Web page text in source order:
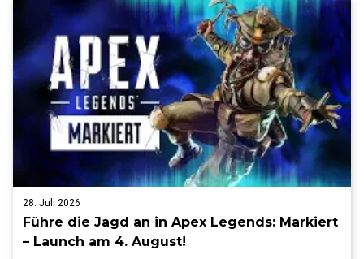
28. Juli 2026
Führe die Jagd an in Apex Legends: Markiert
– Launch am 4. August!